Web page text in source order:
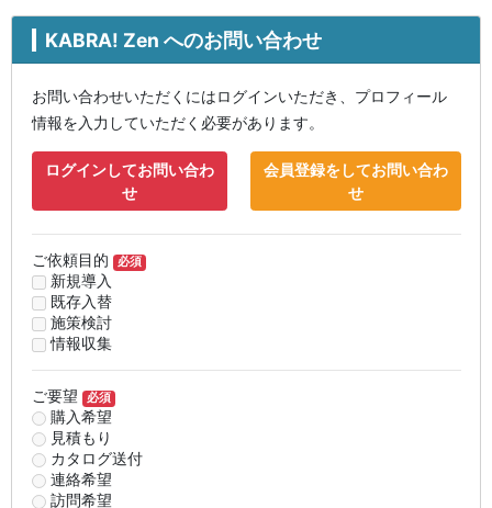
KABRA! Zen へのお問い合わせ
お問い合わせいただくにはログインいただき、プロフィール
情報を入力していただく必要があります。
ログインしてお問い合わ
せ
会員登録をしてお問い合わ
せ
ご依頼目的 必須
新規導入
既存入替
施策検討
情報収集
ご要望 必須
購入希望
見積もり
カタログ送付
連絡希望
訪問希望